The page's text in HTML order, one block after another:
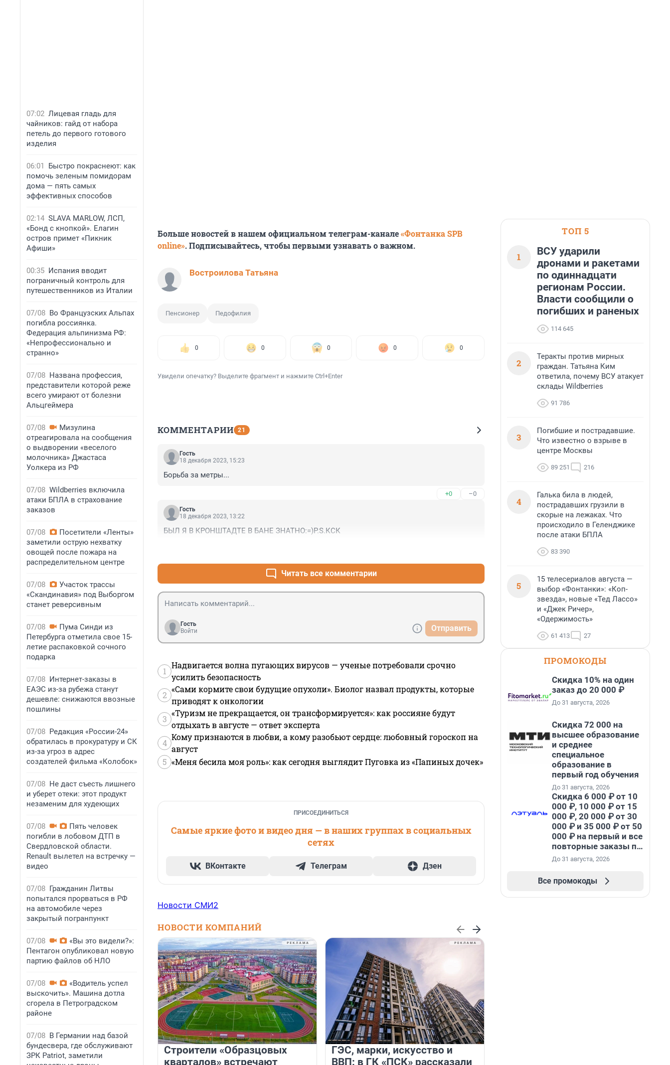
07:02 Лицевая гладь для
чайников: гайд от набора
петель до первого готового
изделия
06:01
Быстро покраснеют: как
помочь зеленым помидорам
дома — пять самых
эффективных способов
02:14 SLAVA MARLOW, ЛСП,
«Бонд с кнопкой». Елагин
остров примет «Пикник
Афиши»
00:35 Испания вводит
пограничный контроль для
путешественников из Италии
07/08 Во Французских Альпах
погибла россиянка.
Федерация альпинизма РФ:
«Непрофессионально и
странно»
07/08 Названа профессия,
представители которой реже
всего умирают от болезни
Альцгеймера
07/08
Мизулина
отреагировала на сообщения
о выдворении «веселого
молочника» Джастаса
Уолкера из РФ
07/08 Wildberries включила
атаки БПЛА в страхование
заказов
07/08
Посетители «Ленты»
заметили острую нехватку
овощей после пожара на
распределительном центре
07/08
Участок трассы
«Скандинавия» под Выборгом
станет реверсивным
07/08
Пума Синди из
Петербурга отметила свое 15-
летие распаковкой сочного
подарка
07/08 Интернет-заказы в
ЕАЭС из-за рубежа станут
дешевле: снижаются ввозные
пошлины
07/08 Редакция «России-24»
обратилась в прокуратуру и СК
из-за угроз в адрес
создателей фильма «Колобок»
07/08 Не даст съесть лишнего
и уберет отеки: этот продукт
незаменим для худеющих
07/08
Пять человек
погибли в лобовом ДТП в
Свердловской области.
Renault вылетел на встречку —
видео
07/08 Гражданин Литвы
попытался прорваться в РФ
на автомобиле через
закрытый погранпункт
07/08
«Вы это видели?»:
Пентагон опубликовал новую
партию файлов об НЛО
07/08
«Водитель успел
выскочить». Машина дотла
сгорела в Петроградском
районе
07/08 В Германии над базой
бундесвера, где обслуживают
ЗРК Patriot, заметили
Больше новостей в нашем официальном телеграм-канале«Фонтанка SPB
online». Подписывайтесь, чтобы первыми узнавать о важном.
Востроилова Татьяна
Пенсионер Педофилия
0 0 0 0 0
Увидели опечатку? Выделите фрагмент и нажмите Ctrl+Enter
КОММЕНТАРИИ 21
Гость
18 декабря 2023, 15:23
Борьба за метры...
+0 –0
Гость
18 декабря 2023, 13:22
БЫЛ Я В КРОНШТАДТЕ В БАНЕ ЗНАТНО:=)P.S.КСК
Читать все комментарии
Гость
Войти
Отправить
1
Надвигается волна пугающих вирусов — ученые потребовали срочно
усилить безопасность
2
«Сами кормите свои будущие опухоли». Биолог назвал продукты, которые
приводят к онкологии
3
«Туризм не прекращается, он трансформируется»: как россияне будут
отдыхать в августе — ответ эксперта
4
Кому признаются в любви, а кому разобьют сердце: любовный гороскоп на
август
5 «Меня бесила моя роль»: как сегодня выглядит Пуговка из «Папиных дочек»
ПРИСОЕДИНИТЬСЯ
Самые яркие фото и видео дня — в наших группах в социальных
сетях
ВКонтакте Телеграм Дзен
Новости СМИ2
НОВОСТИ КОМПАНИЙ
Строители «Образцовых
кварталов» встречают
ГЭС, марки, искусство и
ВВП: в ГК «ПСК» рассказали
ТОП 5
1
ВСУ ударили
дронами и ракетами
по одиннадцати
регионам России.
Власти сообщили о
погибших и раненых
114 645
2
Теракты против мирных
граждан. Татьяна Ким
ответила, почему ВСУ атакует
склады Wildberries
91 786
3
Погибшие и пострадавшие.
Что известно о взрыве в
центре Москвы
89 251 216
4
Галька била в людей,
пострадавших грузили в
скорые на лежаках. Что
происходило в Геленджике
после атаки БПЛА
83 390
5
15 телесериалов августа —
выбор «Фонтанки»: «Коп-
звезда», новые «Тед Лассо»
и «Джек Ричер»,
«Одержимость»
61 413 27
ПРОМОКОДЫ
Скидка 10% на один
заказ до 20 000 ₽
До 31 августа, 2026
Скидка 72 000 на
высшее образование
и среднее
специальное
образование в
первый год обучения
До 31 августа, 2026
Скидка 6 000 ₽ от 10
000 ₽, 10 000 ₽ от 15
000 ₽, 20 000 ₽ от 30
000 ₽ и 35 000 ₽ от 50
000 ₽ на первый и все
повторные заказы по
промокоду НАБЕРИ
До 31 августа, 2026
Все промокоды